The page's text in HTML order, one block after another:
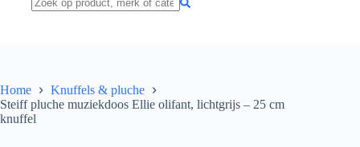
Home
Knuffels & pluche
Steiff pluche muziekdoos Ellie olifant, lichtgrijs – 25 cm
knuffel